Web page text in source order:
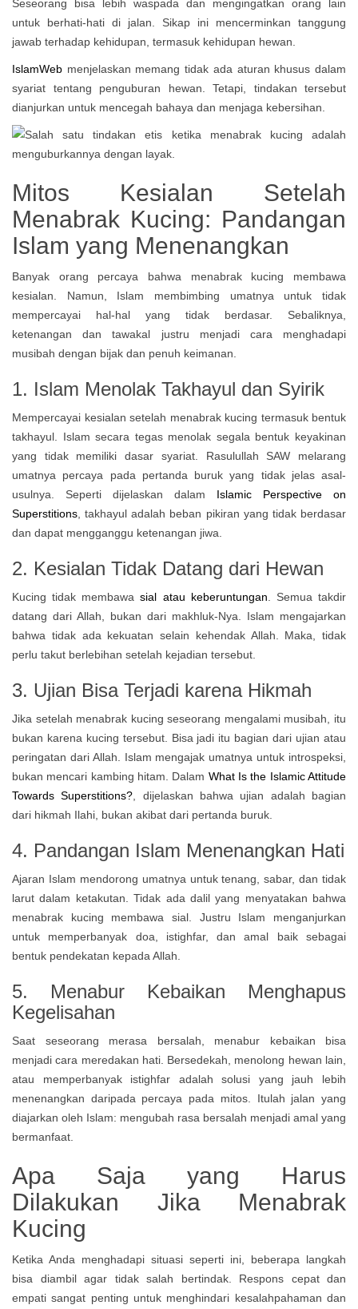
Seseorang bisa lebih waspada dan mengingatkan orang lain
untuk berhati-hati di jalan. Sikap ini mencerminkan tanggung
jawab terhadap kehidupan, termasuk kehidupan hewan.
IslamWeb menjelaskan memang tidak ada aturan khusus dalam
syariat tentang penguburan hewan. Tetapi, tindakan tersebut
dianjurkan untuk mencegah bahaya dan menjaga kebersihan.
Mitos Kesialan Setelah
Menabrak Kucing: Pandangan
Islam yang Menenangkan
Banyak orang percaya bahwa menabrak kucing membawa
kesialan. Namun, Islam membimbing umatnya untuk tidak
mempercayai hal-hal yang tidak berdasar. Sebaliknya,
ketenangan dan tawakal justru menjadi cara menghadapi
musibah dengan bijak dan penuh keimanan.
1. Islam Menolak Takhayul dan Syirik
Mempercayai kesialan setelah menabrak kucing termasuk bentuk
takhayul. Islam secara tegas menolak segala bentuk keyakinan
yang tidak memiliki dasar syariat. Rasulullah SAW melarang
umatnya percaya pada pertanda buruk yang tidak jelas asal-
usulnya. Seperti dijelaskan dalam
Islamic Perspective on
Superstitions , takhayul adalah beban pikiran yang tidak berdasar
dan dapat mengganggu ketenangan jiwa.
2. Kesialan Tidak Datang dari Hewan
Kucing tidak membawasial atau keberuntungan . Semua takdir
datang dari Allah, bukan dari makhluk-Nya. Islam mengajarkan
bahwa tidak ada kekuatan selain kehendak Allah. Maka, tidak
perlu takut berlebihan setelah kejadian tersebut.
3. Ujian Bisa Terjadi karena Hikmah
Jika setelah menabrak kucing seseorang mengalami musibah, itu
bukan karena kucing tersebut. Bisa jadi itu bagian dari ujian atau
peringatan dari Allah. Islam mengajak umatnya untuk introspeksi,
bukan mencari kambing hitam. Dalam What Is the Islamic Attitude
Towards Superstitions? , dijelaskan bahwa ujian adalah bagian
dari hikmah Ilahi, bukan akibat dari pertanda buruk.
4. Pandangan Islam Menenangkan Hati
Ajaran Islam mendorong umatnya untuk tenang, sabar, dan tidak
larut dalam ketakutan. Tidak ada dalil yang menyatakan bahwa
menabrak kucing membawa sial. Justru Islam menganjurkan
untuk memperbanyak doa, istighfar, dan amal baik sebagai
bentuk pendekatan kepada Allah.
5. Menabur Kebaikan Menghapus
Kegelisahan
Saat seseorang merasa bersalah, menabur kebaikan bisa
menjadi cara meredakan hati. Bersedekah, menolong hewan lain,
atau memperbanyak istighfar adalah solusi yang jauh lebih
menenangkan daripada percaya pada mitos. Itulah jalan yang
diajarkan oleh Islam: mengubah rasa bersalah menjadi amal yang
bermanfaat.
Apa Saja yang Harus
Dilakukan Jika Menabrak
Kucing
Ketika Anda menghadapi situasi seperti ini, beberapa langkah
bisa diambil agar tidak salah bertindak. Respons cepat dan
empati sangat penting untuk menghindari kesalahpahaman dan